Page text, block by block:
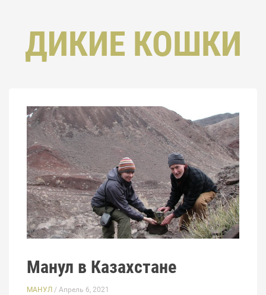
ДИКИЕ КОШКИ
Манул в Казахстане
МАНУЛ / Апрель 6, 2021